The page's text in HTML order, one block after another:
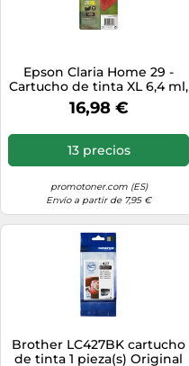
Epson Claria Home 29 -
Cartucho de tinta XL 6,4 ml,
paquete estándar, amarillo
válido para los modelos
XP-345, XP-432 y otros
16,98 €
13 precios
promotoner.com (ES)
Envío a partir de 7,95 €
Brother LC427BK cartucho
de tinta 1 pieza(s) Original